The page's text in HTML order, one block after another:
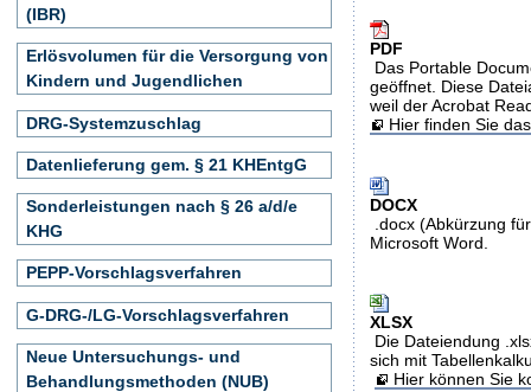
PDF
Das Portable
geöffnet. Diese
weil der Acrobat
Hier finden Sie
DOCX
.docx (Abkürzung
Microsoft Word.
XLSX
Die Dateiendung
sich mit
Hier können Sie
(IBR)
Erlösvolumen für die Versorgung von
Kindern und Jugendlichen
DRG-Systemzuschlag
Datenlieferung gem. § 21 KHEntgG
Sonderleistungen nach § 26 a/d/e
KHG
PEPP-Vorschlagsverfahren
G-DRG-/LG-Vorschlagsverfahren
Neue Untersuchungs- und
Behandlungsmethoden (NUB)